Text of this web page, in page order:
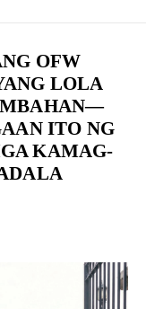
OFW
LOLA
ITO NG
KAMAG-